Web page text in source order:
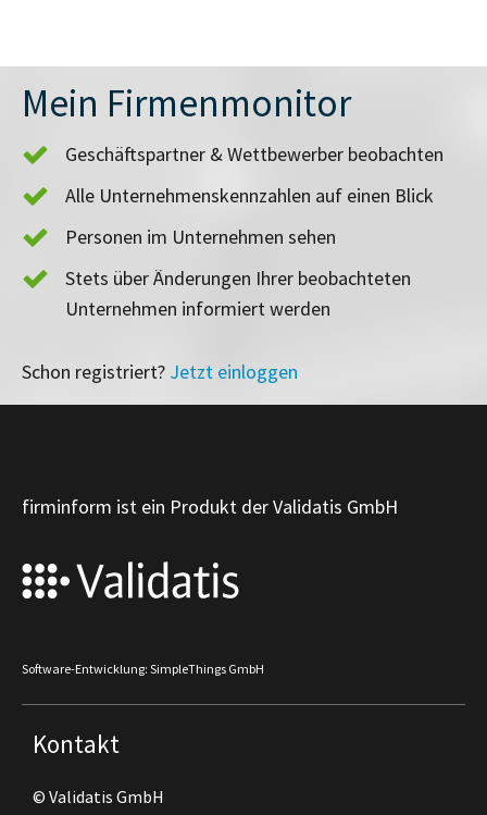
Mein Firmenmonitor
Geschäftspartner & Wettbewerber beobachten
Alle Unternehmenskennzahlen auf einen Blick
Personen im Unternehmen sehen
Stets über Änderungen Ihrer beobachteten
Unternehmen informiert werden
Schon registriert? Jetzt einloggen
firminform ist ein Produkt der Validatis GmbH
Software-Entwicklung: SimpleThings GmbH
Kontakt
© Validatis GmbH